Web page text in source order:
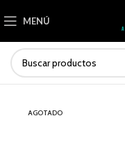
MENÚ
AGOTADO